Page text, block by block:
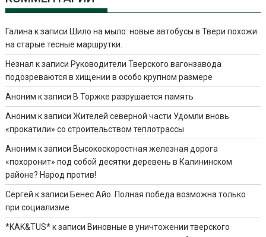
Галина к записи Шило на мыло: новые автобусы в Твери похожи
на старые тесные маршрутки.
Незнал к записи Руководители Тверского вагонзавода
подозреваются в хищении в особо крупном размере
Аноним к записи В Торжке разрушается память
Аноним к записиЖителей северной части Удомли вновь
«прокатили» со строительством теплотрассы
Аноним к записи Высокоскоростная железная дорога
«похоронит» под собой десятки деревень в Калининском
районе? Народ против!
Сергей к записи Бенес Айо. Полная победа возможна только
при социализме
*KAK&TUS*к записи Виновные в уничтожении тверского